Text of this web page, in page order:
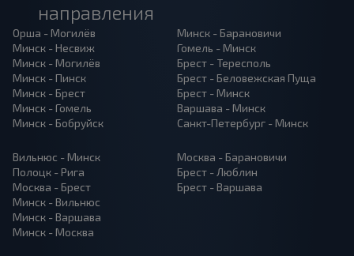
направления
Орша - Могилёв
Минск - Несвиж
Минск - Могилёв
Минск - Пинск
Минск - Брест
Минск - Гомель
Минск - Бобруйск
Минск - Барановичи
Гомель - Минск
Брест - Тересполь
Брест - Беловежская Пуща
Брест - Минск
Варшава - Минск
Санкт-Петербург - Минск
Вильнюс - Минск
Полоцк - Рига
Москва - Брест
Минск - Вильнюс
Минск - Варшава
Минск - Москва
Москва - Барановичи
Брест - Люблин
Брест - Варшава